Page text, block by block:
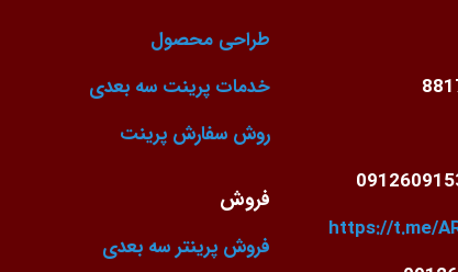
https://t.me/
طراحی محصول
خدمات پرینت سه بعدی
روش سفارش پرینت
فروش
فروش پرینتر سه بعدی